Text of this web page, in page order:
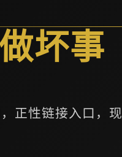
坏事
正性链接入口，现